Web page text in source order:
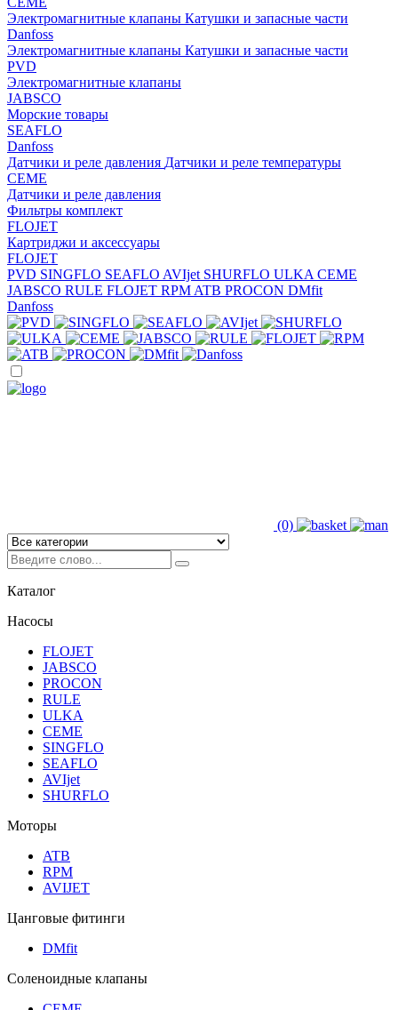
Электромагнитные клапаны Катушки и запасные части
Danfoss
Электромагнитные клапаны Катушки и запасные части
PVD
Электромагнитные клапаны
JABSCO
Морские товары
SEAFLO
Danfoss
Датчики и реле давления Датчики и реле температуры
CEME
Датчики и реле давления
Фильтры комплект
FLOJET
Картриджи и аксессуары
FLOJET
PVD SINGFLO SEAFLO AVIjet SHURFLO ULKA CEME
JABSCO RULE FLOJET RPM ATB PROCON DMfit
Danfoss
(0)
Каталог
Насосы
FLOJET
JABSCO
PROCON
RULE
ULKA
CEME
SINGFLO
SEAFLO
AVIjet
SHURFLO
Моторы
ATB
RPM
AVIJET
Цанговые фитинги
DMfit
Соленоидные клапаны